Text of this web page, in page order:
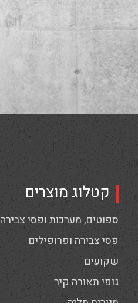
קטלוג מוצרים
ספוטים, מערכות ופסי צבירה
פסי צבירה ופרופילים
שקועים
גופי תאורה קיר